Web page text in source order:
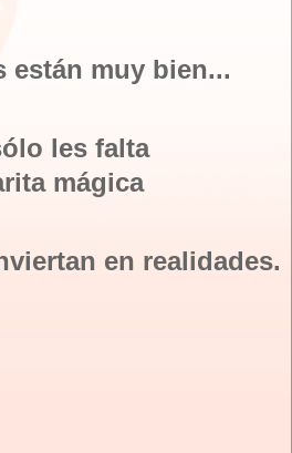
están muy bien...
les falta
mágica
en realidades.